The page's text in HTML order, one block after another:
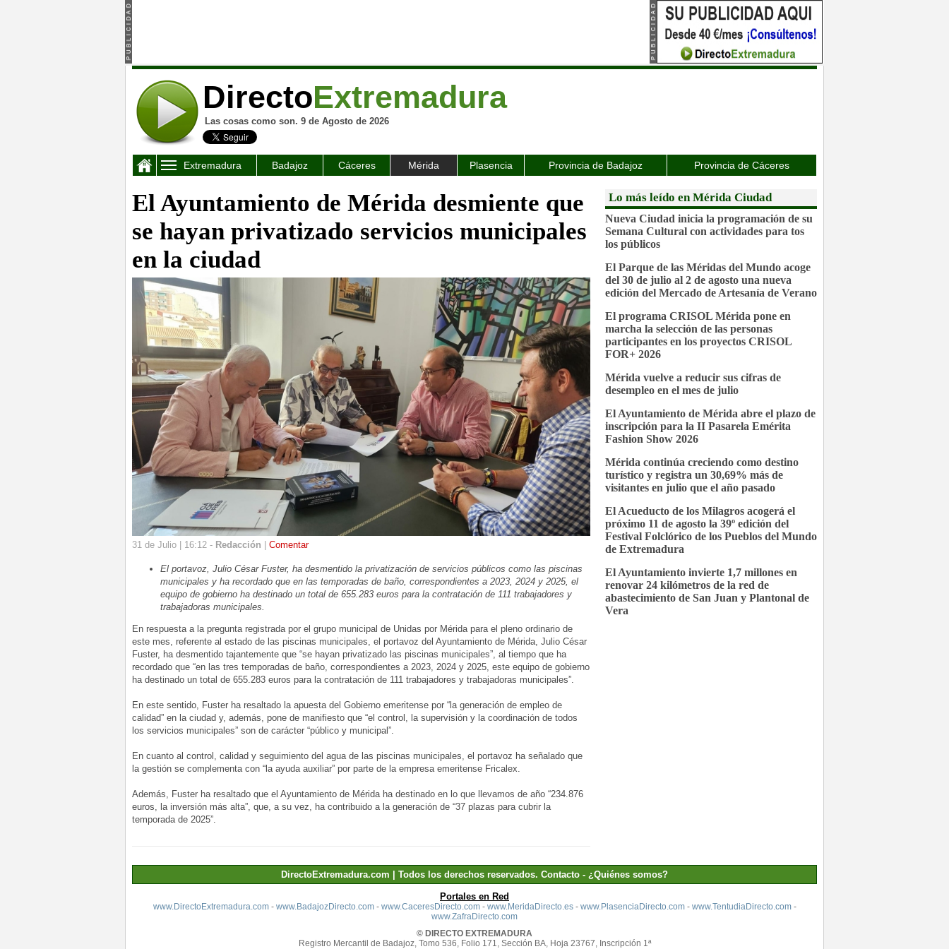
DirectoExtremadura
Las cosas como son. 9 de Agosto de 2026
Extremadura Badajoz Cáceres Mérida Plasencia Provincia de Badajoz Provincia de Cáceres
El Ayuntamiento de Mérida desmiente que
se hayan privatizado servicios municipales
en la ciudad
31 de Julio | 16:12 - Redacción Comentar
El portavoz, Julio César Fuster, ha desmentido la privatización de servicios públicos como las piscinas
municipales y ha recordado que en las temporadas de baño, correspondientes a 2023, 2024 y 2025, el
equipo de gobierno ha destinado un total de 655.283 euros para la contratación de 111 trabajadores y
trabajadoras municipales.
En respuesta a la pregunta registrada por el grupo municipal de Unidas por Mérida para el pleno ordinario de
este mes, referente al estado de las piscinas municipales, el portavoz del Ayuntamiento de Mérida, Julio César
Fuster, ha desmentido tajantemente que “se hayan privatizado las piscinas municipales”, al tiempo que ha
recordado que “en las tres temporadas de baño, correspondientes a 2023, 2024 y 2025, este equipo de gobierno
ha destinado un total de 655.283 euros para la contratación de 111 trabajadores y trabajadoras municipales”.
En este sentido, Fuster ha resaltado la apuesta del Gobierno emeritense por “la generación de empleo de
calidad” en la ciudad y, además, pone de manifiesto que “el control, la supervisión y la coordinación de todos
los servicios municipales” son de carácter “público y municipal”.
En cuanto al control, calidad y seguimiento del agua de las piscinas municipales, el portavoz ha señalado que
la gestión se complementa con “la ayuda auxiliar” por parte de la empresa emeritense Fricalex.
Además, Fuster ha resaltado que el Ayuntamiento de Mérida ha destinado en lo que llevamos de año “234.876
euros, la inversión más alta”, que, a su vez, ha contribuido a la generación de “37 plazas para cubrir la
temporada de 2025”.
Lo más leído en Mérida Ciudad
Nueva Ciudad inicia la programación de su
Semana Cultural con actividades para tos
los públicos
El Parque de las Méridas del Mundo acoge
del 30 de julio al 2 de agosto una nueva
edición del Mercado de Artesanía de Verano
El programa CRISOL Mérida pone en
marcha la selección de las personas
participantes en los proyectos CRISOL
FOR+ 2026
Mérida vuelve a reducir sus cifras de
desempleo en el mes de julio
El Ayuntamiento de Mérida abre el plazo de
inscripción para la II Pasarela Emérita
Fashion Show 2026
Mérida continúa creciendo como destino
turístico y registra un 30,69% más de
visitantes en julio que el año pasado
El Acueducto de los Milagros acogerá el
próximo 11 de agosto la 39º edición del
Festival Folclórico de los Pueblos del Mundo
de Extremadura
El Ayuntamiento invierte 1,7 millones en
renovar 24 kilómetros de la red de
abastecimiento de San Juan y Plantonal de
Vera
DirectoExtremadura.com | Todos los derechos reservados. Contacto - ¿Quiénes somos?
Portales en Red
www.DirectoExtremadura.com- www.BadajozDirecto.com- www.CaceresDirecto.com- www.MeridaDirecto.es- www.PlasenciaDirecto.com- www.TentudiaDirecto.com-
www.ZafraDirecto.com
© DIRECTO EXTREMADURA
Registro Mercantil de Badajoz, Tomo 536, Folio 171, Sección BA, Hoja 23767, Inscripción 1ª